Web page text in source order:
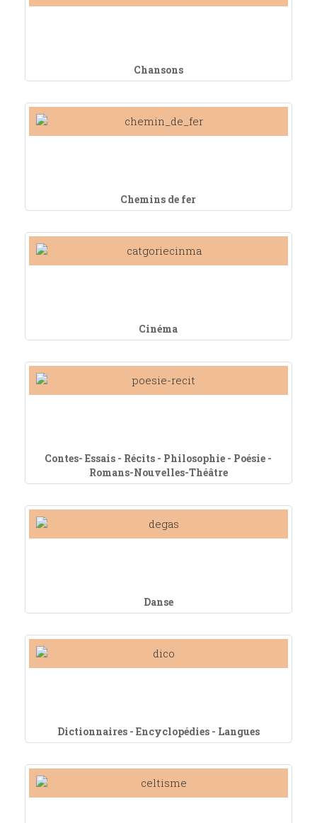
Chansons
Chemins de fer
Cinéma
Contes- Essais - Récits - Philosophie - Poésie -
Romans-Nouvelles-Théâtre
Danse
Dictionnaires - Encyclopédies - Langues